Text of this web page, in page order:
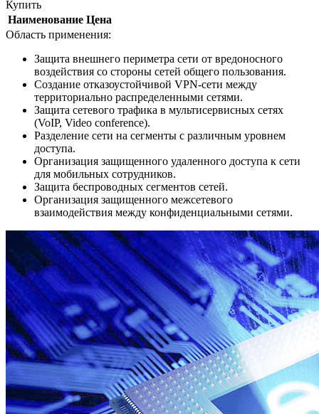
Купить
Наименование Цена
Область применения:
Защита внешнего периметра сети от вредоносного
воздействия со стороны сетей общего пользования.
Создание отказоустойчивой VPN-сети между
территориально распределенными сетями.
Защита сетевого трафика в мультисервисных сетях
(VoIP, Video conference).
Разделение сети на сегменты с различным уровнем
доступа.
Организация защищенного удаленного доступа к сети
для мобильных сотрудников.
Защита беспроводных сегментов сетей.
Организация защищенного межсетевого
взаимодействия между конфиденциальными сетями.